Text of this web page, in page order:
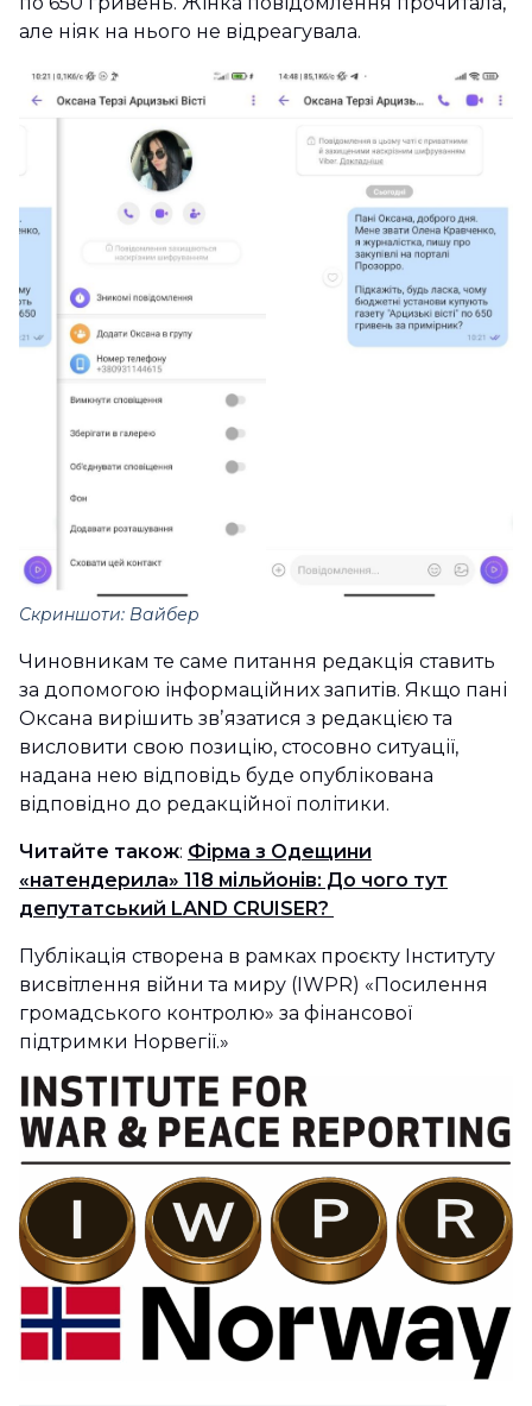
але ніяк на нього не відреагувала.
Скриншоти: Вайбер
Чиновникам те саме питання редакція ставить
за допомогою інформаційних запитів. Якщо пані
Оксана вирішить звʼязатися з редакцією та
висловити свою позицію, стосовно ситуації,
надана нею відповідь буде опублікована
відповідно до редакційної політики.
Читайте також: Фірма з Одещини
«натендерила» 118 мільйонів: До чого тут
депутатський LAND CRUISER?
Публікація створена в рамках проєкту Інституту
висвітлення війни та миру (IWPR) «Посилення
громадського контролю» за фінансової
підтримки Норвегії.»